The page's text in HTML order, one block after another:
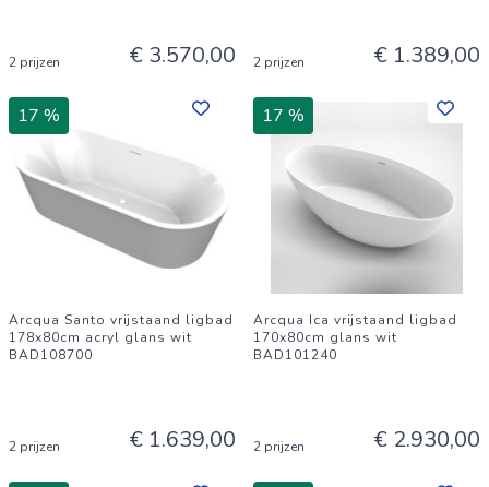
2 prijzen € 3.570,00 2 prijzen € 1.389,00
17 %
Arcqua Santo vrijstaand ligbad
178x80cm acryl glans wit
BAD108700
2 prijzen € 1.639,00
17 %
Arcqua Ica vrijstaand ligbad
170x80cm glans wit
BAD101240
2 prijzen € 2.930,00